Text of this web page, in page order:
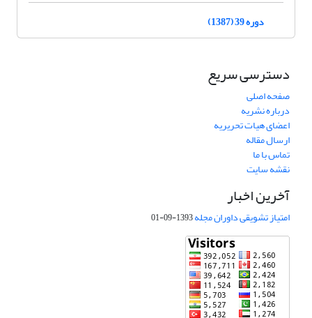
دوره 39 (1387)
دسترسی سریع
صفحه اصلی
درباره نشریه
اعضای هیات تحریریه
ارسال مقاله
تماس با ما
نقشه سایت
آخرین اخبار
امتیاز تشویقی داوران مجله1393-09-01